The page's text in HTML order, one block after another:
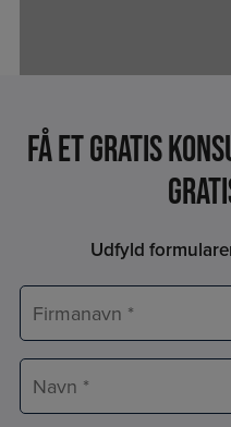
Få et Gratis
Udfyld
Firmanavn
Navn